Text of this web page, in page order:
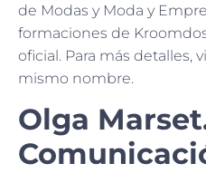
de Modas y Moda y
formaciones de
oficial. Para más detalles,
mismo nombre.
Olga